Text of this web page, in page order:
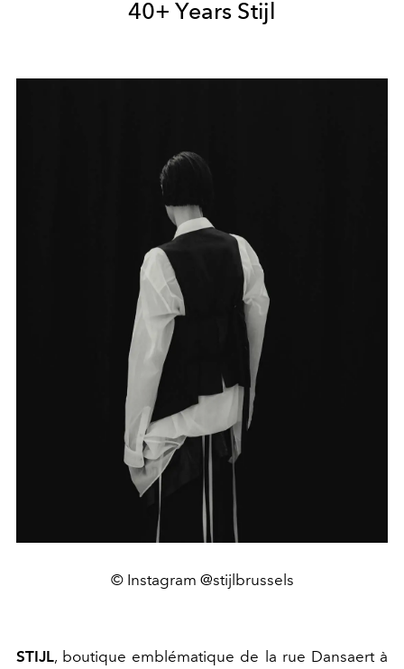
40+ Years Stijl
© Instagram @stijlbrussels
STIJL, boutique emblématique de la rue Dansaert à